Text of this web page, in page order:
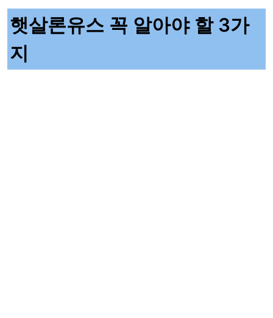
햇살론유스 꼭 알아야 할 3가
지